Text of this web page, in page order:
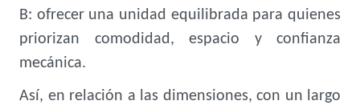
B: ofrecer una unidad equilibrada para quienes
priorizan comodidad, espacio y confianza
mecánica.
Así, en relación a las dimensiones, con un largo